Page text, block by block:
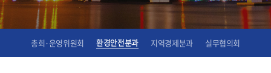
총회·운영위원회 환경안전분과 지역경제분과 실무협의회